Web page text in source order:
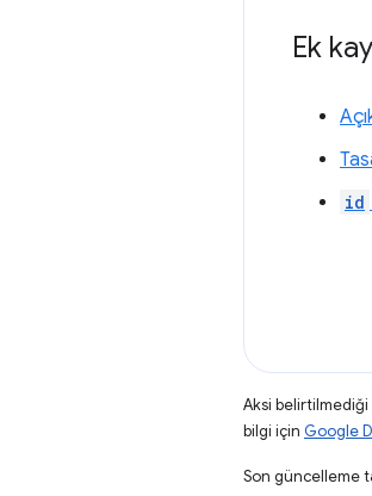
Ek
id
Aksi
bilgi için Google
Son güncelleme